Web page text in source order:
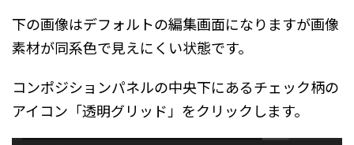
下の画像はデフォルトの編集画面になりますが画像
素材が同系色で見えにくい状態です。
コンポジションパネルの中央下にあるチェック柄の
アイコン「透明グリッド」をクリックします。